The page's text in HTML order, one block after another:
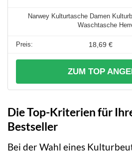
Narwey Kulturtasche Damen
Waschtasche
18,69 €
ZUM TOP
Die Top-Kriterien für
Bestseller
Bei der Wahl eines